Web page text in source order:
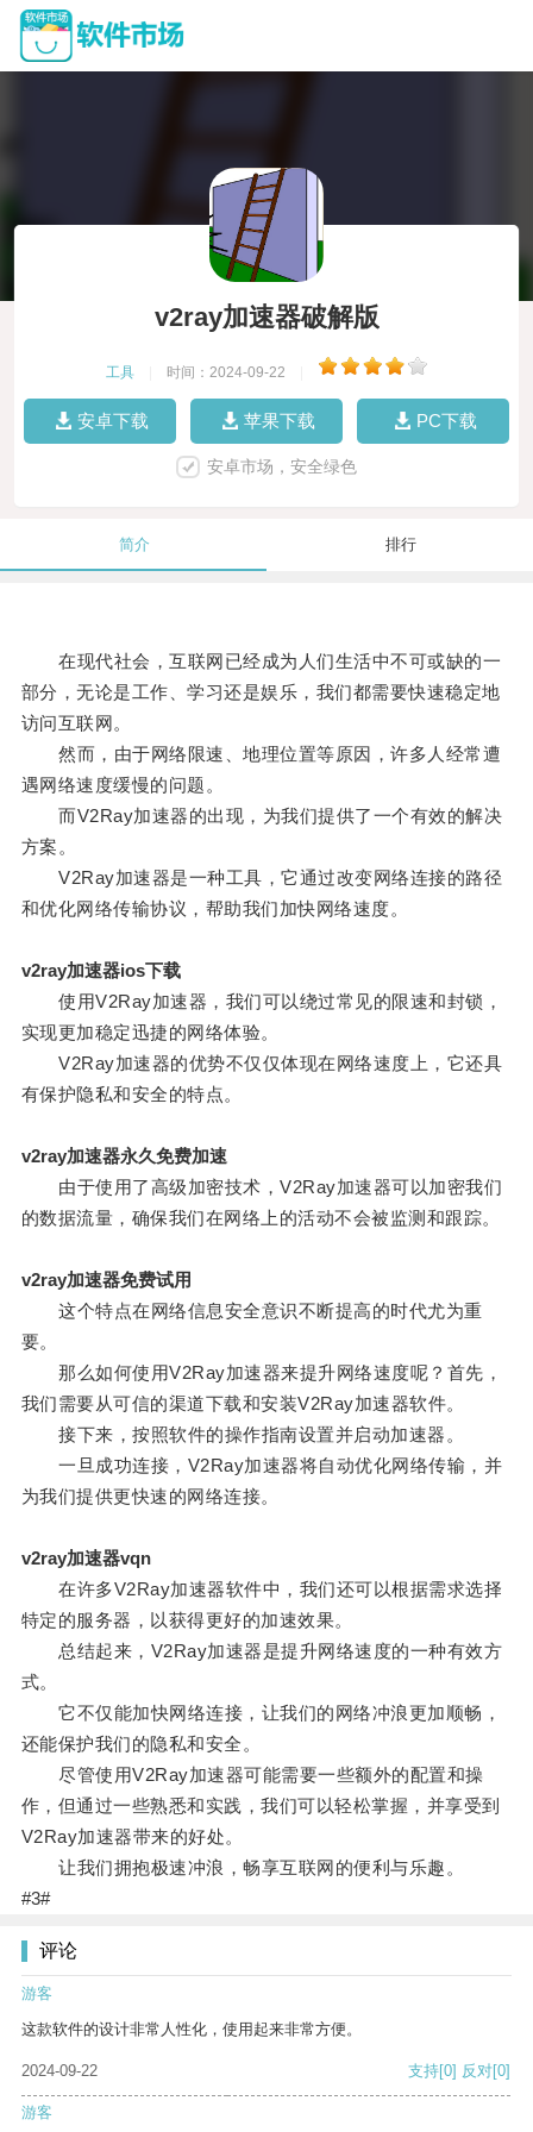
v2ray加速器破解版
工具 时间：2024-09-22
安卓下载 苹果下载 PC下载
安卓市场，安全绿色
简介 排行
在现代社会，互联网已经成为人们生活中不可或缺的一
部分，无论是工作、学习还是娱乐，我们都需要快速稳定地
访问互联网。
然而，由于网络限速、地理位置等原因，许多人经常遭
遇网络速度缓慢的问题。
而V2Ray加速器的出现，为我们提供了一个有效的解决
方案。
V2Ray加速器是一种工具，它通过改变网络连接的路径
和优化网络传输协议，帮助我们加快网络速度。
v2ray加速器ios下载
使用V2Ray加速器，我们可以绕过常见的限速和封锁，
实现更加稳定迅捷的网络体验。
V2Ray加速器的优势不仅仅体现在网络速度上，它还具
有保护隐私和安全的特点。
v2ray加速器永久免费加速
由于使用了高级加密技术，V2Ray加速器可以加密我们
的数据流量，确保我们在网络上的活动不会被监测和跟踪。
v2ray加速器免费试用
这个特点在网络信息安全意识不断提高的时代尤为重
要。
那么如何使用V2Ray加速器来提升网络速度呢？首先，
我们需要从可信的渠道下载和安装V2Ray加速器软件。
接下来，按照软件的操作指南设置并启动加速器。
一旦成功连接，V2Ray加速器将自动优化网络传输，并
为我们提供更快速的网络连接。
v2ray加速器vqn
在许多V2Ray加速器软件中，我们还可以根据需求选择
特定的服务器，以获得更好的加速效果。
总结起来，V2Ray加速器是提升网络速度的一种有效方
式。
它不仅能加快网络连接，让我们的网络冲浪更加顺畅，
还能保护我们的隐私和安全。
尽管使用V2Ray加速器可能需要一些额外的配置和操
作，但通过一些熟悉和实践，我们可以轻松掌握，并享受到
V2Ray加速器带来的好处。
让我们拥抱极速冲浪，畅享互联网的便利与乐趣。
#3#
评论
游客
这款软件的设计非常人性化，使用起来非常方便。
2024-09-22 支持[0] 反对[0]
游客